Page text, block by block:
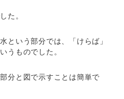
た。
という部分では、「けらば」
うものでした。
分と図で示すことは簡単で